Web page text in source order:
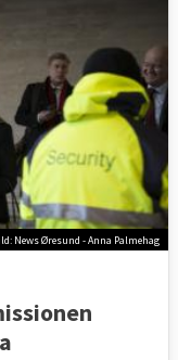
News Øresund - Anna Palmehag